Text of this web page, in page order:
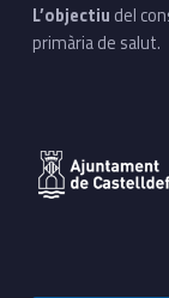
L’objectiu del
primària de salut.